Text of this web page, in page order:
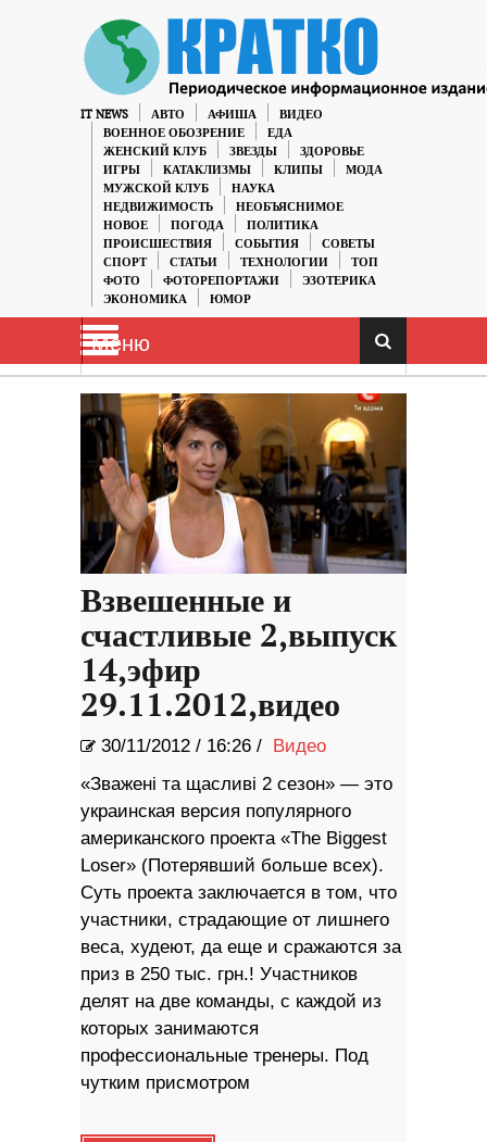
IT NEWS АВТО АФИША
ВИДЕО
ВОЕННОЕ ОБОЗРЕНИЕ
ЕДА
ЖЕНСКИЙ КЛУБ
ЗВЕЗДЫ
ЗДОРОВЬЕ
ИГРЫ
КАТАКЛИЗМЫ КЛИПЫ
МОДА
МУЖСКОЙ КЛУБ
НАУКА
НЕДВИЖИМОСТЬ
НЕОБЪЯСНИМОЕ
НОВОЕ
ПОГОДА
ПОЛИТИКА
ПРОИСШЕСТВИЯ
СОБЫТИЯ
СОВЕТЫ
СПОРТ
СТАТЬИ ТЕХНОЛОГИИ
ТОП
ФОТО
ФОТОРЕПОРТАЖИ
ЭЗОТЕРИКА
ЭКОНОМИКА
ЮМОР
Меню
Взвешенные и
счастливые 2,выпуск
14,эфир
29.11.2012,видео
30/11/2012 / 16:26 /
Видео
«Зважені та щасливі 2 сезон» — это
украинская версия популярного
американского проекта «The Biggest
Loser» (Потерявший больше всех).
Суть проекта заключается в том, что
участники, страдающие от лишнего
веса, худеют, да еще и сражаются за
приз в 250 тыс. грн.! Участников
делят на две команды, с каждой из
которых занимаются
профессиональные тренеры. Под
чутким присмотром